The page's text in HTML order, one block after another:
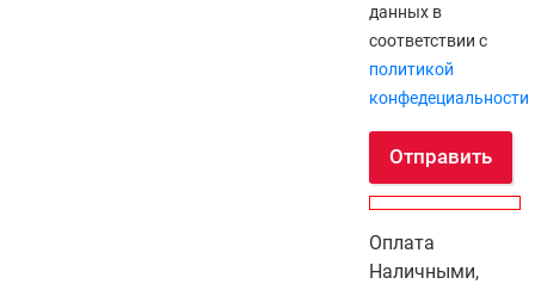
данных в
соответствии с
политикой
конфедециальности
Отправить
Оплата
Наличными,